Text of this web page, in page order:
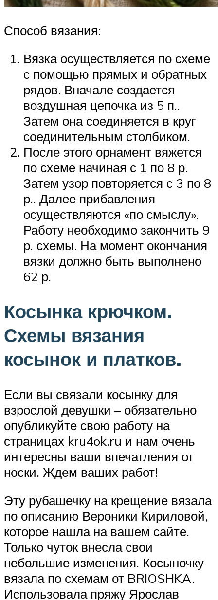
Способ вязания:
Вязка осуществляется по схеме
с помощью прямых и обратных
рядов. Вначале создается
воздушная цепочка из 5 п..
Затем она соединяется в круг
соединительным столбиком.
После этого орнамент вяжется
по схеме начиная с 1 по 8 р.
Затем узор повторяется с 3 по 8
р.. Далее прибавления
осуществляются «по смыслу».
Работу необходимо закончить 9
р. схемы. На момент окончания
вязки должно быть выполнено
62 р.
Косынка крючком.
Схемы вязания
косынок и платков.
Если вы связали косынку для
взрослой девушки – обязательно
опубликуйте свою работу на
страницах kru4ok.ru и нам очень
интересны ваши впечатления от
носки. Ждем ваших работ!
Эту рубашечку на крещение вязала
по описанию Вероники Кириловой,
которое нашла на вашем сайте.
Только чуток внесла свои
небольшие изменения. Косыночку
вязала по схемам от BRIOSHKA.
Использовала пряжу Ярослав